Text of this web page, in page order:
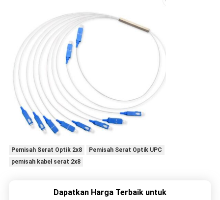
Pemisah Serat Optik 2x8
Pemisah Serat Optik UPC
pemisah kabel serat 2x8
Dapatkan Harga Terbaik untuk